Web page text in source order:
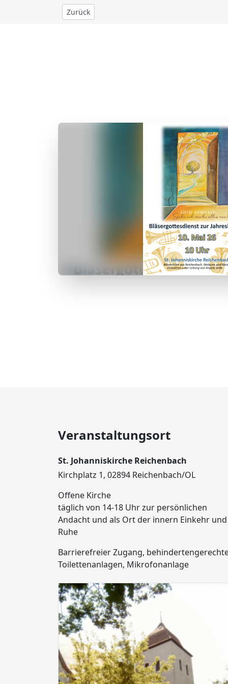
Zurück
Veranstaltungsort
St. Johanniskirche Reichenbach
Kirchplatz 1, 02894 Reichenbach/OL
Offene Kirche
täglich von 14-18 Uhr zur persönlichen
Andacht und als Ort der innern Einkehr und
Ruhe
Barrierefreier Zugang,
Toilettenanlagen, Mikrofonanlage